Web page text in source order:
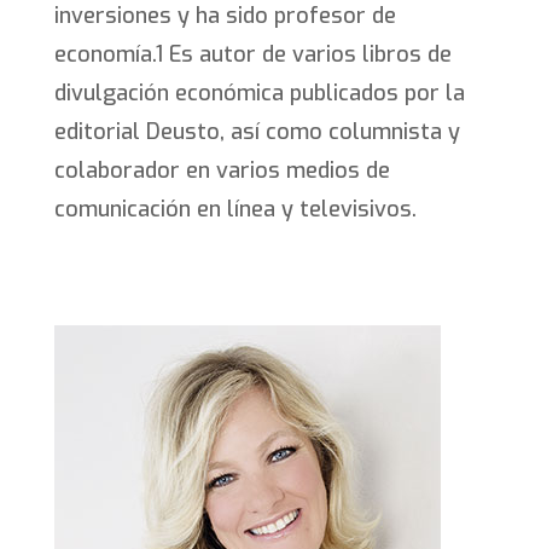
inversiones y ha sido profesor de
economía.1​ Es autor de varios libros de
divulgación económica publicados por la
editorial Deusto, así como columnista y
colaborador en varios medios de
comunicación en línea y televisivos.